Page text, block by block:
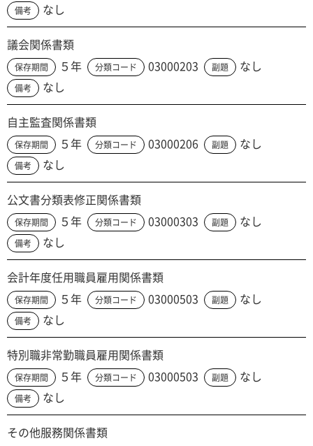
備考 なし
議会関係書類
保存期間 ５年 分類コード 03000203 副題 なし
備考 なし
自主監査関係書類
保存期間 ５年 分類コード 03000206 副題 なし
備考 なし
公文書分類表修正関係書類
保存期間 ５年 分類コード 03000303 副題 なし
備考 なし
会計年度任用職員雇用関係書類
保存期間 ５年 分類コード 03000503 副題 なし
備考 なし
特別職非常勤職員雇用関係書類
保存期間 ５年 分類コード 03000503 副題 なし
備考 なし
その他服務関係書類